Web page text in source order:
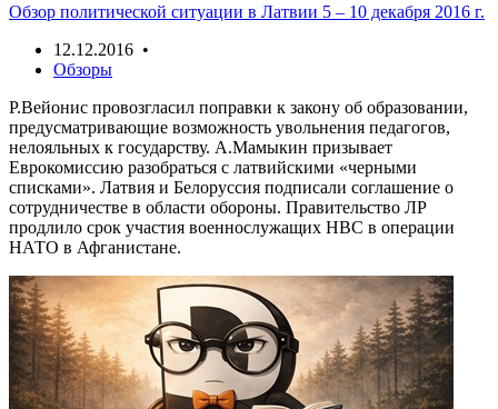
Обзор политической ситуации в Латвии 5 – 10 декабря 2016 г.
12.12.2016 •
Обзоры
Р.Вейонис провозгласил поправки к закону об образовании,
предусматривающие возможность увольнения педагогов,
нелояльных к государству. А.Мамыкин призывает
Еврокомиссию разобраться с латвийскими «черными
списками». Латвия и Белоруссия подписали соглашение о
сотрудничестве в области обороны. Правительство ЛР
продлило срок участия военнослужащих НВС в операции
НАТО в Афганистане.